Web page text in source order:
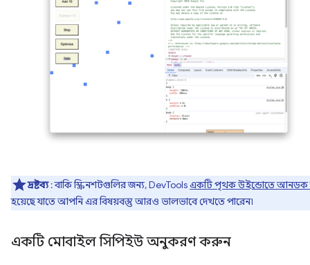
দ্রষ্টব্য: বাকি স্ক্রিনশটগুলির জন্য, DevToolsএকটি পৃথক উইন্ডোতে আনডক
হয়েছে যাতে আপনি এর বিষয়বস্তু আরও ভালভাবে দেখতে পারেন৷
একটি মোবাইল সিপিইউ অনুকরণ করুন